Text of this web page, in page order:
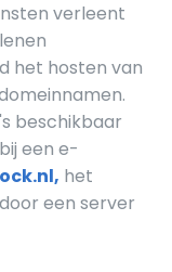
verleent
het hosten van
beschikbaar
een e-
het
een server